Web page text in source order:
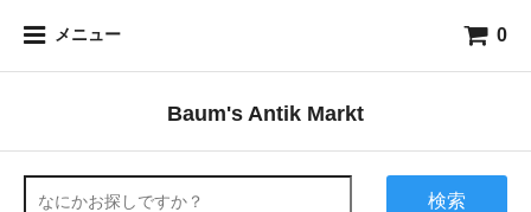
メニュー 0
Baum's Antik Markt
検索